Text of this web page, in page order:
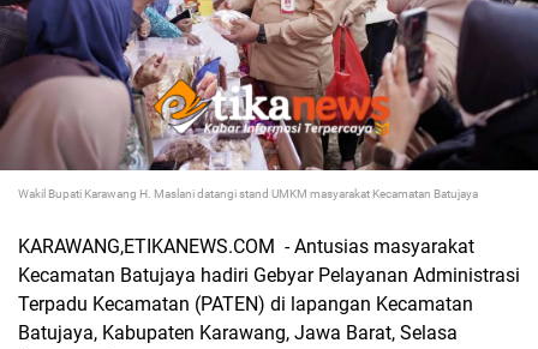
Wakil Bupati Karawang H. Maslani datangi stand UMKM masyarakat Kecamatan Batujaya
KARAWANG,ETIKANEWS.COM - Antusias masyarakat
Kecamatan Batujaya hadiri Gebyar Pelayanan Administrasi
Terpadu Kecamatan (PATEN) di lapangan Kecamatan
Batujaya, Kabupaten Karawang, Jawa Barat, Selasa